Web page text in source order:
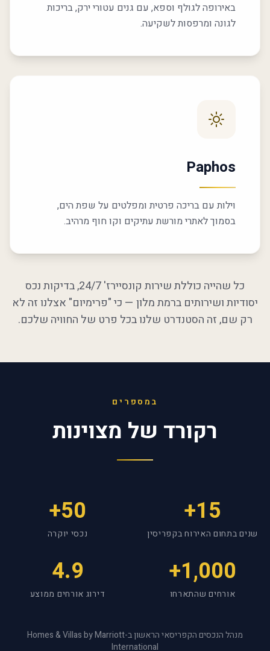
באירופה לגולף וספא, עם גנים עטורי ירק, בריכות
לגונה ומרפסות לשקיעה.
Paphos
וילות עם בריכה פרטית ומפלטים על שפת הים,
בסמוך לאתרי מורשת עתיקים וקו חוף מרהיב.
כל שהייה כוללת שירות קונסיירז' 24/7, בדיקות נכס
יסודיות ושירותים ברמת מלון — כי "פרימיום" אצלנו זה לא
רק שם, זה הסטנדרט שלנו בכל פרט של החוויה שלכם.
במספרים
רקורד של מצוינות
15+
שנים בתחום האירוח בקפריסין
50+
נכסי יוקרה
1,000+
אורחים שהתארחו
4.9
דירוג אורחים ממוצע
מנהל הנכסים הקפריסאי הראשון ב-Homes & Villas by Marriott
International